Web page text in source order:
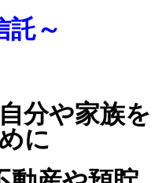
託～
分や家族を
に